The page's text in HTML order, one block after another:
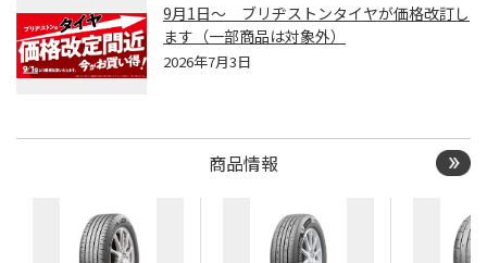
9月1日～ ブリヂストンタイヤが価格改訂し
ます（一部商品は対象外）
2026年7月3日
商品情報